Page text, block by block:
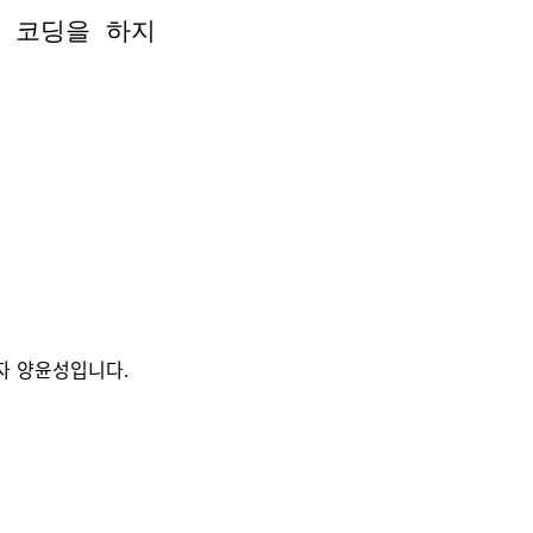
코딩을 하지
코딩을 하지
양윤성입니다.